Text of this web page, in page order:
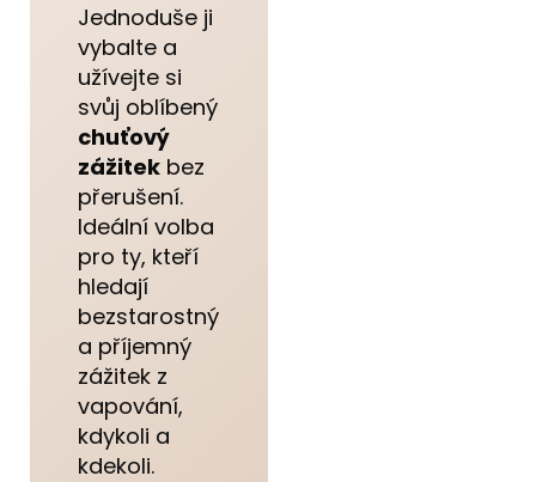
Jednoduše ji
vybalte a
užívejte si
svůj oblíbený
chuťový
zážitek bez
přerušení.
Ideální volba
pro ty, kteří
hledají
bezstarostný
a příjemný
zážitek z
vapování,
kdykoli a
kdekoli.